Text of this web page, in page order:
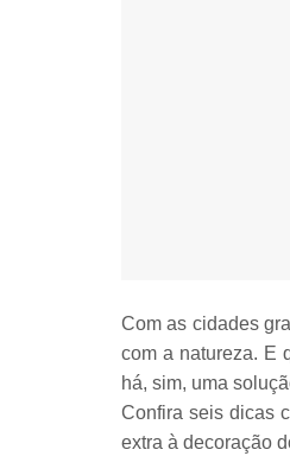
Com as cidades
com a natureza. E
há, sim, uma
Confira seis dicas
extra à decoração